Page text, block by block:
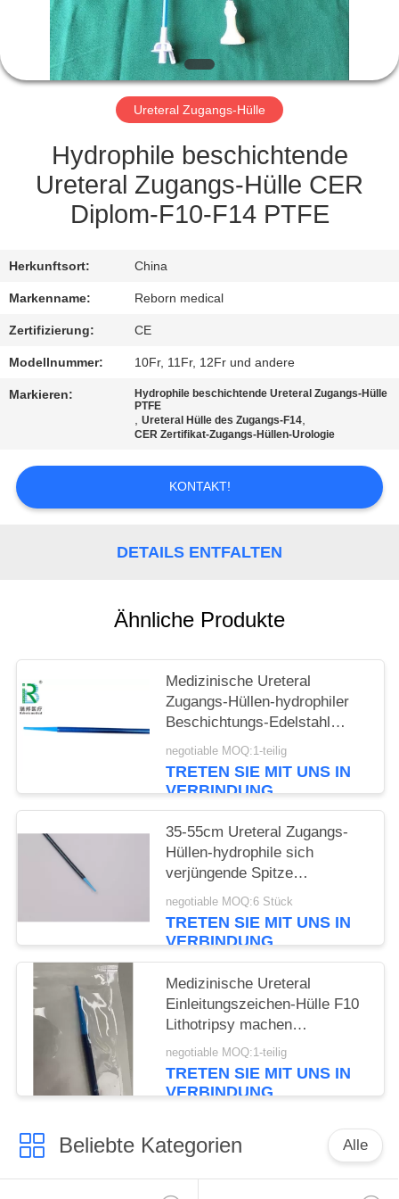
TRETEN
SIE
MIT
VERBINDUNG
FORDERN
SIE
EIN
ZITAT
POLICY
Ureteral Zugangs-Hülle
Hydrophile beschichtende
Ureteral Zugangs-Hülle CER
Diplom-F10-F14 PTFE
Herkunftsort: China
Markenname: Reborn medical
Zertifizierung: CE
Modellnummer: 10Fr, 11Fr, 12Fr und andere
Markieren:
Hydrophile beschichtende Ureteral Zugangs-Hülle
PTFE
,Ureteral Hülle des Zugangs-F14,
CER Zertifikat-Zugangs-Hüllen-Urologie
KONTAKT!
DETAILS ENTFALTEN
Ähnliche Produkte
Medizinische Ureteral
Zugangs-Hüllen-hydrophiler
Beschichtungs-Edelstahl
PTFE
negotiable MOQ:1-teilig
TRETEN SIE MIT UNS IN
VERBINDUNG
35-55cm Ureteral Zugangs-
Hüllen-hydrophile sich
verjüngende Spitze
Ureteroscopy
negotiable MOQ:6 Stück
TRETEN SIE MIT UNS IN
VERBINDUNG
Medizinische Ureteral
Einleitungszeichen-Hülle F10
Lithotripsy machen
hydrophiles
Verbrauchsmaterial glatt
negotiable MOQ:1-teilig
TRETEN SIE MIT UNS IN
VERBINDUNG
Beliebte Kategorien Alle